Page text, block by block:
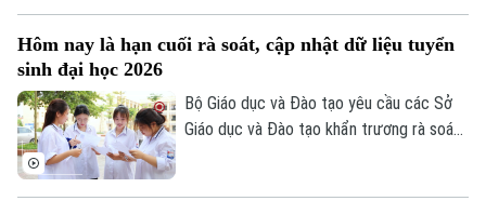
Hôm nay là hạn cuối rà soát, cập nhật dữ liệu tuyển
sinh đại học 2026
Bộ Giáo dục và Đào tạo yêu cầu các Sở
Giáo dục và Đào tạo khẩn trương rà soát,